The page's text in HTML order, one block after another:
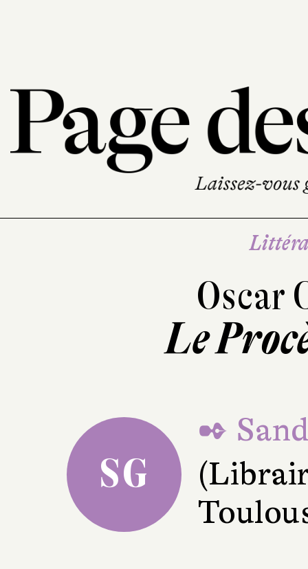
Oscar
Le
SG
✒